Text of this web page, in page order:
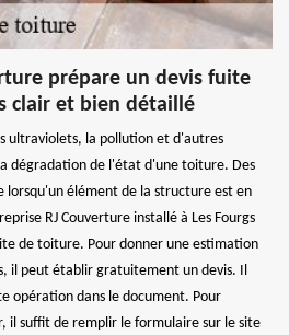
prépare un devis fuite
clair et bien détaillé
ultraviolets, la pollution et d'autres
dégradation de l'état d'une toiture. Des
lorsqu'un élément de la structure est en
RJ Couverture installé à Les Fourgs
de toiture. Pour donner une estimation
il peut établir gratuitement un devis. Il
opération dans le document. Pour
il suffit de remplir le formulaire sur le site